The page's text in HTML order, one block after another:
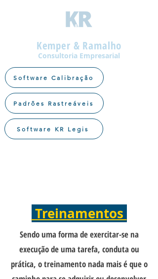
Kemper & Ramalho
Consultoria Empresarial
Software Calibração
Padrões Rastreáveis
Software KR Legis
Treinamentos
Sendo uma forma de exercitar-se na
execução de uma tarefa, conduta ou
prática, o treinamento nada mais é que o